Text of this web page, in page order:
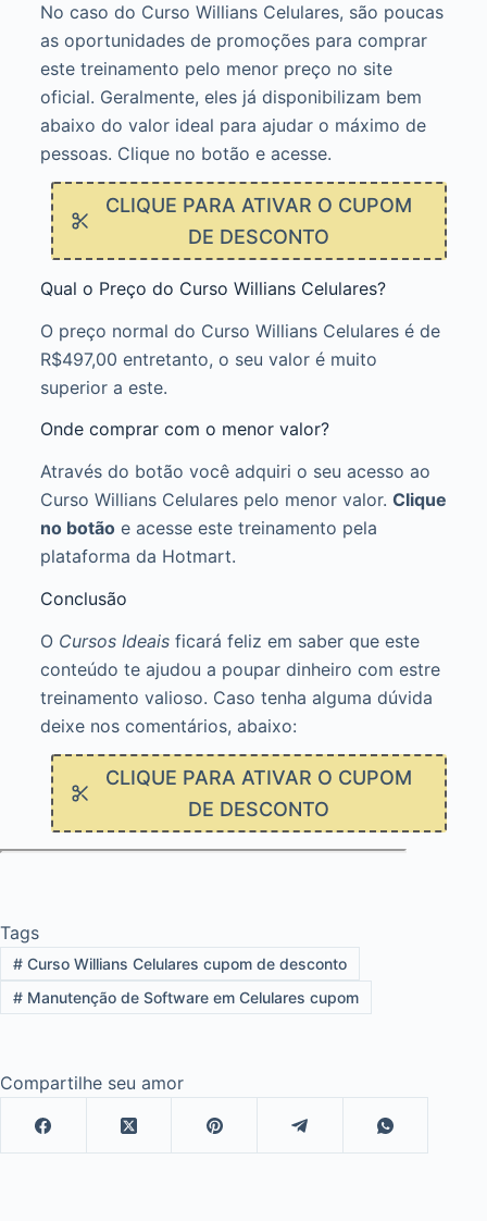
No caso do Curso Willians Celulares, são poucas
as oportunidades de promoções para comprar
este treinamento pelo menor preço no site
oficial. Geralmente, eles já disponibilizam bem
abaixo do valor ideal para ajudar o máximo de
pessoas. Clique no botão e acesse.
CLIQUE PARA ATIVAR O CUPOM
DE DESCONTO
Qual o Preço do Curso Willians Celulares?
O preço normal do Curso Willians Celulares é de
R$497,00 entretanto, o seu valor é muito
superior a este.
Onde comprar com o menor valor?
Através do botão você adquiri o seu acesso ao
Curso Willians Celulares pelo menor valor. Clique
no botãoe acesse este treinamento pela
plataforma da Hotmart.
Conclusão
O Cursos Ideaisficará feliz em saber que este
conteúdo te ajudou a poupar dinheiro com estre
treinamento valioso. Caso tenha alguma dúvida
deixe nos comentários, abaixo:
CLIQUE PARA ATIVAR O CUPOM
DE DESCONTO
Tags
#Curso Willians Celulares cupom de desconto
#Manutenção de Software em Celulares cupom
Compartilhe seu amor